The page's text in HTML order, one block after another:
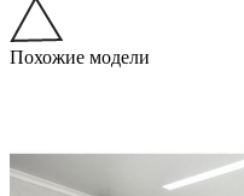
Похожие модели